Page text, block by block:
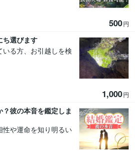
500円
ち選びます
る方、お引越しを検
1,000円
彼の本音を鑑定しま
や運命を知り明るい